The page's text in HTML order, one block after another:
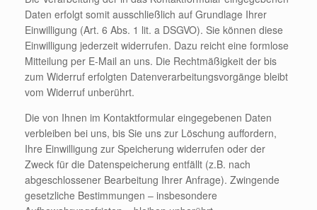
Daten erfolgt somit ausschließlich auf Grundlage Ihrer
Einwilligung (Art. 6 Abs. 1 lit. a DSGVO). Sie können diese
Einwilligung jederzeit widerrufen. Dazu reicht eine formlose
Mitteilung per E-Mail an uns. Die Rechtmäßigkeit der bis
zum Widerruf erfolgten Datenverarbeitungsvorgänge bleibt
vom Widerruf unberührt.
Die von Ihnen im Kontaktformular eingegebenen Daten
verbleiben bei uns, bis Sie uns zur Löschung auffordern,
Ihre Einwilligung zur Speicherung widerrufen oder der
Zweck für die Datenspeicherung entfällt (z.B. nach
abgeschlossener Bearbeitung Ihrer Anfrage). Zwingende
gesetzliche Bestimmungen – insbesondere